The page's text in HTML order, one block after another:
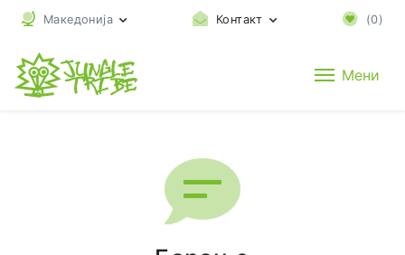
Македонија Контакт (0)
Мени